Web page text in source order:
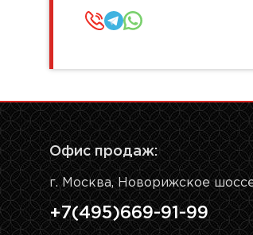
Офис продаж:
г. Москва, Новорижское
+7(495)669-91-99